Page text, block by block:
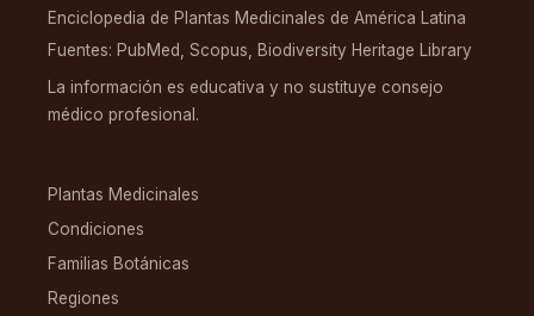
Enciclopedia de Plantas Medicinales de América Latina
Fuentes: PubMed, Scopus, Biodiversity Heritage Library
La información es educativa y no sustituye consejo
médico profesional.
Plantas Medicinales
Condiciones
Familias Botánicas
Regiones